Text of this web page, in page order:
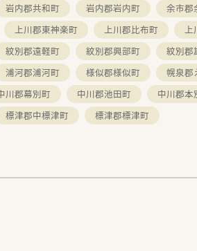
岩内郡共和町 岩内郡岩内町 余市郡
上川郡東神楽町 上川郡比布町
紋別郡遠軽町 紋別郡興部町 紋別郡
浦河郡浦河町 様似郡様似町 幌泉郡
川郡幕別町 中川郡池田町 中川郡本
標津郡中標津町 標津郡標津町